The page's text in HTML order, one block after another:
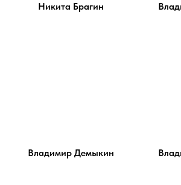
Никита Брагин
Владимир Демыкин